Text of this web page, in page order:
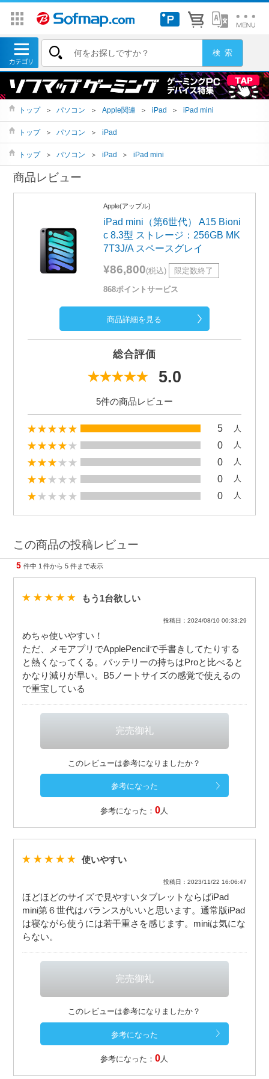
トップ ＞ パソコン ＞ Apple関連 ＞ iPad ＞ iPad mini
トップ ＞ パソコン ＞ iPad
トップ ＞ パソコン ＞ iPad ＞ iPad mini
商品レビュー
Apple(アップル)
iPad mini（第6世代） A15 Bioni
c 8.3型 ストレージ：256GB MK
7T3J/A スペースグレイ
¥86,800(税込) 限定数終了
868ポイントサービス
商品詳細を見る
総合評価
5.0
5件の商品レビュー
5 人
0 人
0 人
0 人
0 人
この商品の投稿レビュー
5 件中 1 件から 5 件まで表示
もう1台欲しい
投稿日：2024/08/10 00:33:29
めちゃ使いやすい！
ただ、メモアプリでApplePencilで手書きしてたりする
と熱くなってくる。バッテリーの持ちはProと比べると
かなり減りが早い。B5ノートサイズの感覚で使えるの
で重宝している
このレビューは参考になりましたか？
参考になった：0人
使いやすい
投稿日：2023/11/22 16:06:47
ほどほどのサイズで見やすいタブレットならばiPad
mini第６世代はバランスがいいと思います。通常版iPad
は寝ながら使うには若干重さを感じます。miniは気にな
らない。
このレビューは参考になりましたか？
参考になった：0人